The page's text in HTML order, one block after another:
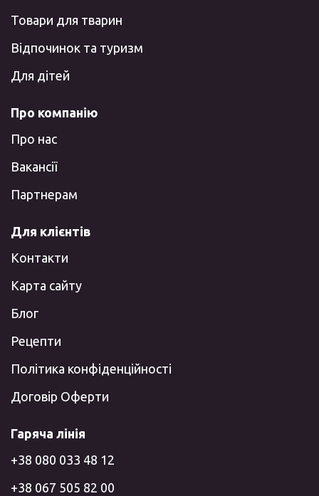
Товари для тварин
Відпочинок та туризм
Для дітей
Про компанію
Про нас
Вакансії
Партнерам
Для клієнтів
Контакти
Карта сайту
Блог
Рецепти
Політика конфіденційності
Договір Оферти
Гаряча лінія
+38 080 033 48 12
+38 067 505 82 00